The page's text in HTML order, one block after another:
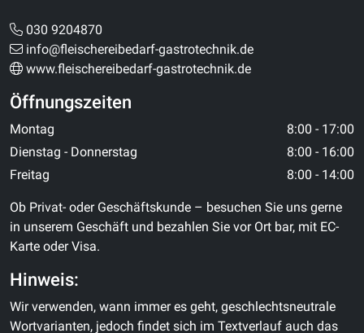
030 9204870
info@fleischereibedarf-gastrotechnik.de
www.fleischereibedarf-gastrotechnik.de
Öffnungszeiten
Montag
8:00 - 17:00
Dienstag - Donnerstag
8:00 - 16:00
Freitag
8:00 - 14:00
Ob Privat- oder Geschäftskunde – besuchen Sie uns gerne
in unserem Geschäft und bezahlen Sie vor Ort bar, mit EC-
Karte oder Visa.
Hinweis:
Wir verwenden, wann immer es geht, geschlechtsneutrale
Wortvarianten, jedoch findet sich im Textverlauf auch das